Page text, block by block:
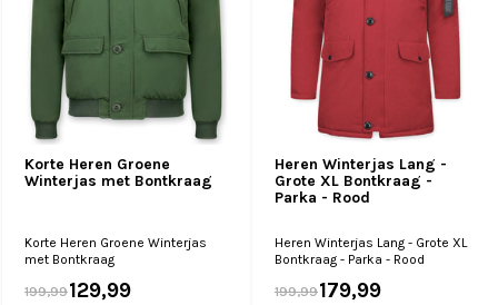
Korte Heren Groene
Winterjas met Bontkraag
Korte Heren Groene Winterjas
met Bontkraag
199,99129,99
Heren Winterjas Lang -
Grote XL Bontkraag -
Parka - Rood
Heren Winterjas Lang - Grote XL
Bontkraag - Parka - Rood
199,99179,99